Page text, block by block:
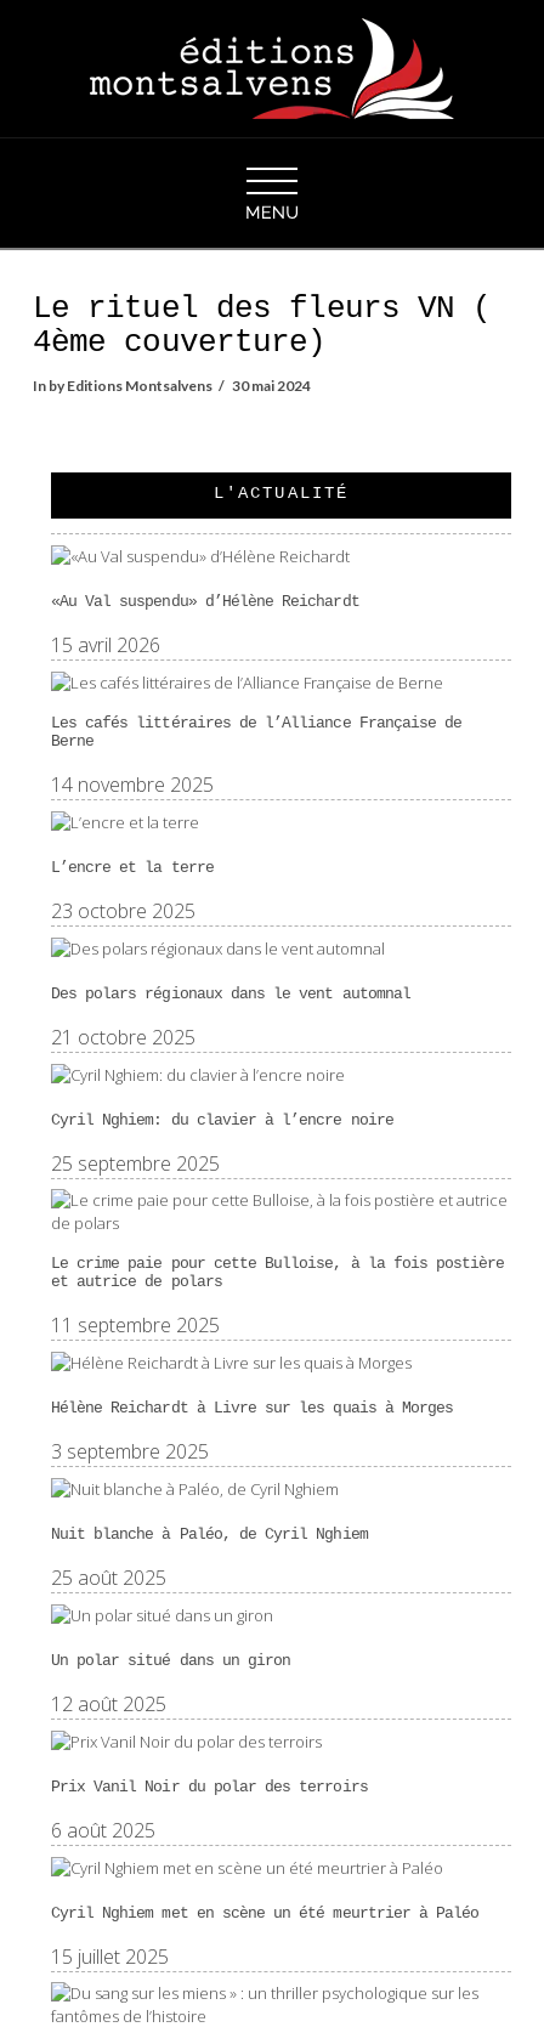
Le rituel des fleurs VN (
4ème couverture)
In by Editions Montsalvens 30 mai 2024
L'ACTUALITÉ
«Au Val suspendu» d’Hélène Reichardt
15 avril 2026
Les cafés littéraires de l’Alliance Française de
Berne
14 novembre 2025
L’encre et la terre
23 octobre 2025
Des polars régionaux dans le vent automnal
21 octobre 2025
Cyril Nghiem: du clavier à l’encre noire
25 septembre 2025
Le crime paie pour cette Bulloise, à la fois postière
et autrice de polars
11 septembre 2025
Hélène Reichardt à Livre sur les quais à Morges
3 septembre 2025
Nuit blanche à Paléo, de Cyril Nghiem
25 août 2025
Un polar situé dans un giron
12 août 2025
Prix Vanil Noir du polar des terroirs
6 août 2025
Cyril Nghiem met en scène un été meurtrier à Paléo
15 juillet 2025